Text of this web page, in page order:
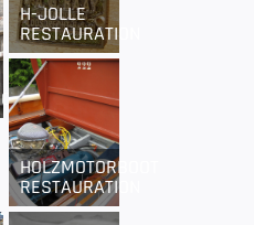
H-JOLLE
RESTAURATION
HOLZMOTORBOOT
RESTAURATION